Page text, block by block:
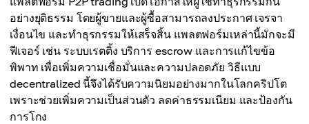
อย่างยุติธรรม โดยผู้ขายและผู้ซื้อสามารถลงประกาศ เจรจา
เงื่อนไข และทำธุรกรรมให้เสร็จสิ้น แพลตฟอร์มเหล่านี้มักจะมี
ฟีเจอร์ เช่น ระบบเรตติ้ง บริการ escrow และการแก้ไขข้อ
พิพาท เพื่อเพิ่มความเชื่อมั่นและความปลอดภัย วิธีแบบ
decentralized นี้จึงได้รับความนิยมอย่างมากในโลกคริปโต
เพราะช่วยเพิ่มความเป็นส่วนตัว ลดค่าธรรมเนียม และป้องกัน
การโกง